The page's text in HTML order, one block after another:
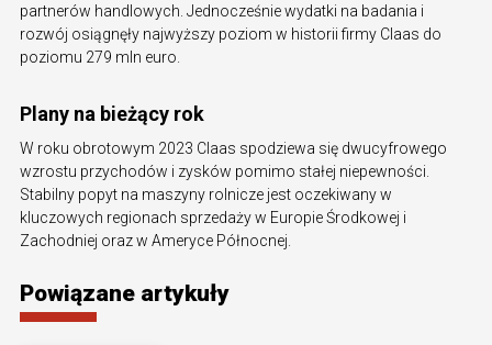
partnerów handlowych. Jednocześnie wydatki na badania i
rozwój osiągnęły najwyższy poziom w historii firmy Claas do
poziomu 279 mln euro.
Plany na bieżący rok
W roku obrotowym 2023 Claas spodziewa się dwucyfrowego
wzrostu przychodów i zysków pomimo stałej niepewności.
Stabilny popyt na maszyny rolnicze jest oczekiwany w
kluczowych regionach sprzedaży w Europie Środkowej i
Zachodniej oraz w Ameryce Północnej.
Powiązane artykuły